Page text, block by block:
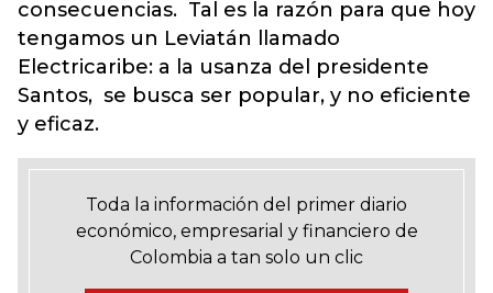
consecuencias. Tal es la razón para que hoy
tengamos un Leviatán llamado
Electricaribe: a la usanza del presidente
Santos, se busca ser popular, y no eficiente
y eficaz.
Toda la información del primer diario
económico, empresarial y financiero de
Colombia a tan solo un clic